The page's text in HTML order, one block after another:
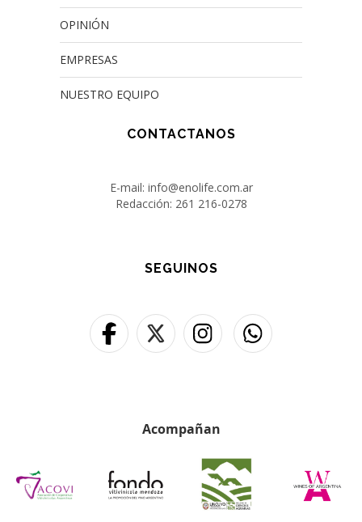
OPINIÓN
EMPRESAS
NUESTRO EQUIPO
CONTACTANOS
E-mail: info@enolife.com.ar
Redacción: 261 216-0278
SEGUINOS
Acompañan